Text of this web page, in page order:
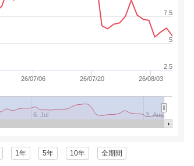
26/07/06 26/07/20 26/08/03
6. Jul 3. Aug
2.5
5
7.5
1年 5年 10年 全期間